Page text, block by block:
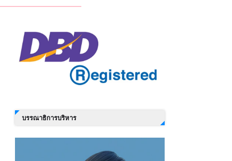
บรรณาธิการบริหาร